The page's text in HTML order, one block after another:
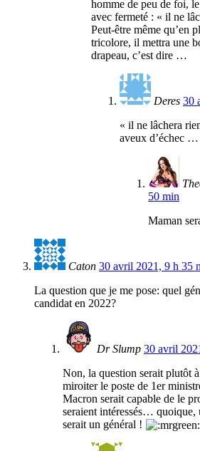
homme de peu de foi,
avec fermeté : « il ne
Peut-être même qu’en
tricolore, il mettra une
drapeau, c’est dire …
Deres 30
« il ne lâchera
aveux d’échec …
50 min
Maman
Caton 30 avril 2021, 9 h 35
La question que je me pose: quel
candidat en 2022?
Dr Slump 30 avril
Non, la question serait plutôt
miroiter le poste de 1er
Macron serait capable de le
seraient intéressés… quoique,
serait un général !